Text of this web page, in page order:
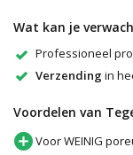
Wat kan je
Professioneel
Verzending in
Voordelen van
Voor WEINIG